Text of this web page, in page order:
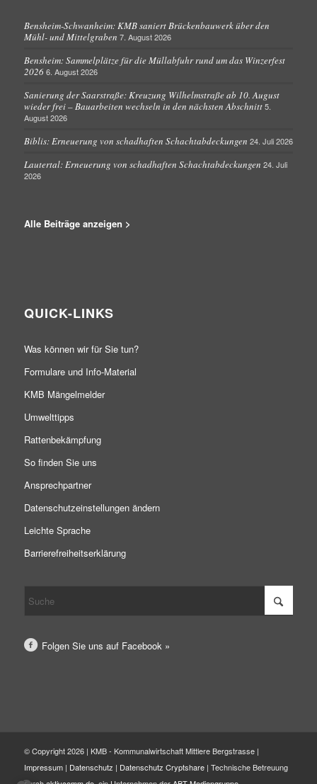
Bensheim-Schwanheim: KMB saniert Brückenbauwerk über den
Mühl- und Mittelgraben 7. August 2026
Bensheim: Sammelplätze für die Müllabfuhr rund um das Winzerfest
2026 6. August 2026
Sanierung der Saarstraße: Kreuzung Wilhelmstraße ab 10. August
wieder frei – Bauarbeiten wechseln in den nächsten Abschnitt 5.
August 2026
Biblis: Erneuerung von schadhaften Schachtabdeckungen 24. Juli 2026
Lautertal: Erneuerung von schadhaften Schachtabdeckungen 24. Juli
2026
Alle Beiträge anzeigen >
QUICK-LINKS
Was können wir für Sie tun?
Formulare und Info-Material
KMB Mängelmelder
Umwelttipps
Rattenbekämpfung
So finden Sie uns
Ansprechpartner
Datenschutzeinstellungen ändern
Leichte Sprache
Barrierefreiheitserklärung
Folgen Sie uns auf Facebook »
© Copyright 2026 | KMB - Kommunalwirtschaft Mittlere Bergstrasse |
Impressum| Datenschutz | Datenschutz Cryptshare | Technische Betreuung